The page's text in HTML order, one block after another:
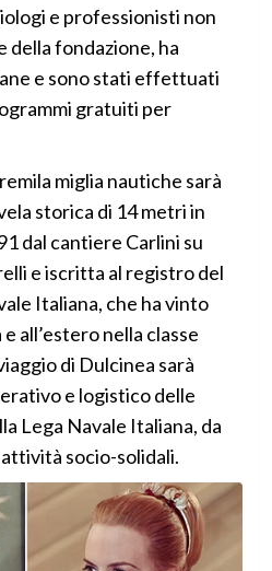
e professionisti non
della fondazione, ha
e sono stati effettuati
gratuiti per
miglia nautiche sarà
storica di 14 metri in
dal cantiere Carlini su
e iscritta al registro del
Italiana, che ha vinto
all’estero nella classe
di Dulcinea sarà
e logistico delle
Lega Navale Italiana, da
socio-solidali.